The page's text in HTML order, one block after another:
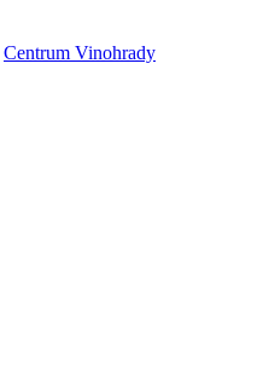
Centrum Vinohrady